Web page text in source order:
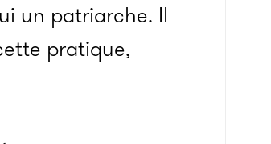
un patriarche. Il
pratique,